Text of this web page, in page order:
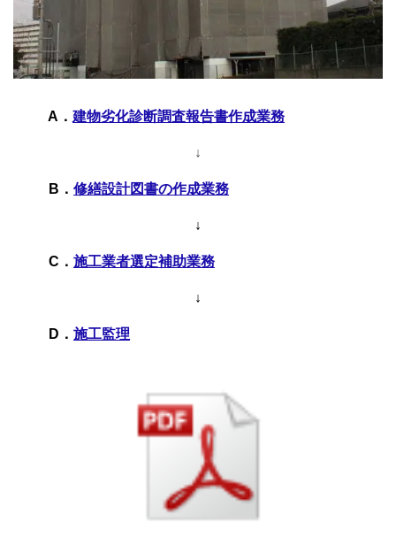
A． 建物劣化診断調査報告書作成業務
↓
B ． 修繕設計図書の作成業務
↓
C ． 施工業者選定補助業務
↓
D ． 施工監理